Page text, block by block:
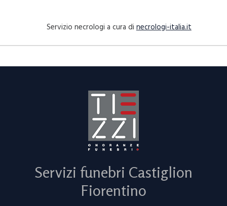
Servizio necrologi a cura di necrologi-italia.it
Servizi funebri Castiglion
Fiorentino